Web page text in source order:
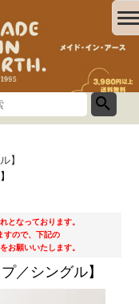
】
となっております。
すので、下記の
お願いいたします。
／シングル】